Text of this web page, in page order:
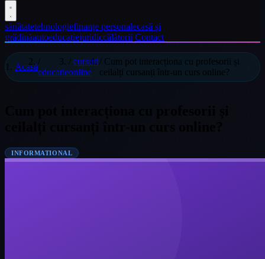
sănătatetehnologiefinanțe personalecasă și
grădinăautoeducațiejuridiccălătorii Contact
Acasă
educație
cursuri
online
/ Cum pot interacționa cu profesorii și
ceilalți cursanți într-un curs online?
INFORMATIONAL